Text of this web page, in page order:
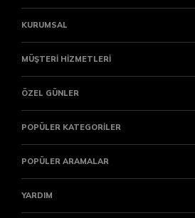
KURUMSAL
MÜŞTERİ HİZMETLERİ
ÖZEL GÜNLER
POPÜLER KATEGORİLER
POPÜLER ARAMALAR
YARDIM